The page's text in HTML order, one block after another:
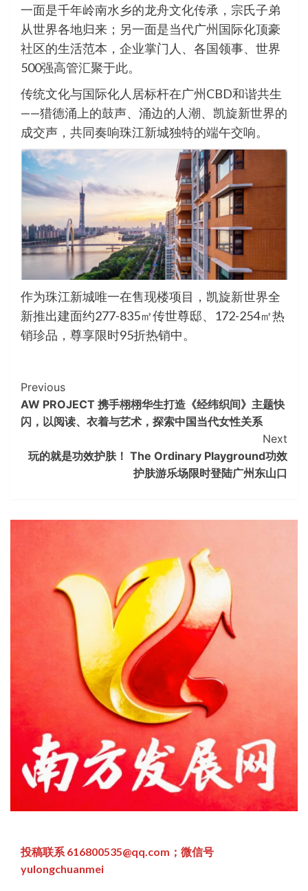
一面是千年岭南水乡的龙舟文化传承，宗氏子弟
从世界各地归来；另一面是当代广州国际化顶豪
社区的生活范本，企业掌门人、各国领事、世界
500强高管汇聚于此。
传统文化与国际化人居标杆在广州CBD和谐共生
——猎德涌上的鼓声、涌边的人潮、凯旋新世界的
成交声，共同奏响珠江新城独特的端午交响。
作为珠江新城唯一在售现楼项目，凯旋新世界全
新推出建面约277-835㎡传世尊邸、172-254㎡热
销珍品，尊享限时95折热销中。
Continue
Reading
Previous
AW PROJECT 携手栩栩华生打造《经纬织间》主题快
闪，以阅读、衣着与艺术，探索中国当代女性关系
Next
玩的就是功效护肤！ The Ordinary Playground功效
护肤游乐场限时登陆广州东山口
投稿联系 616800535@qq.com；微信号
yulongchuanmei